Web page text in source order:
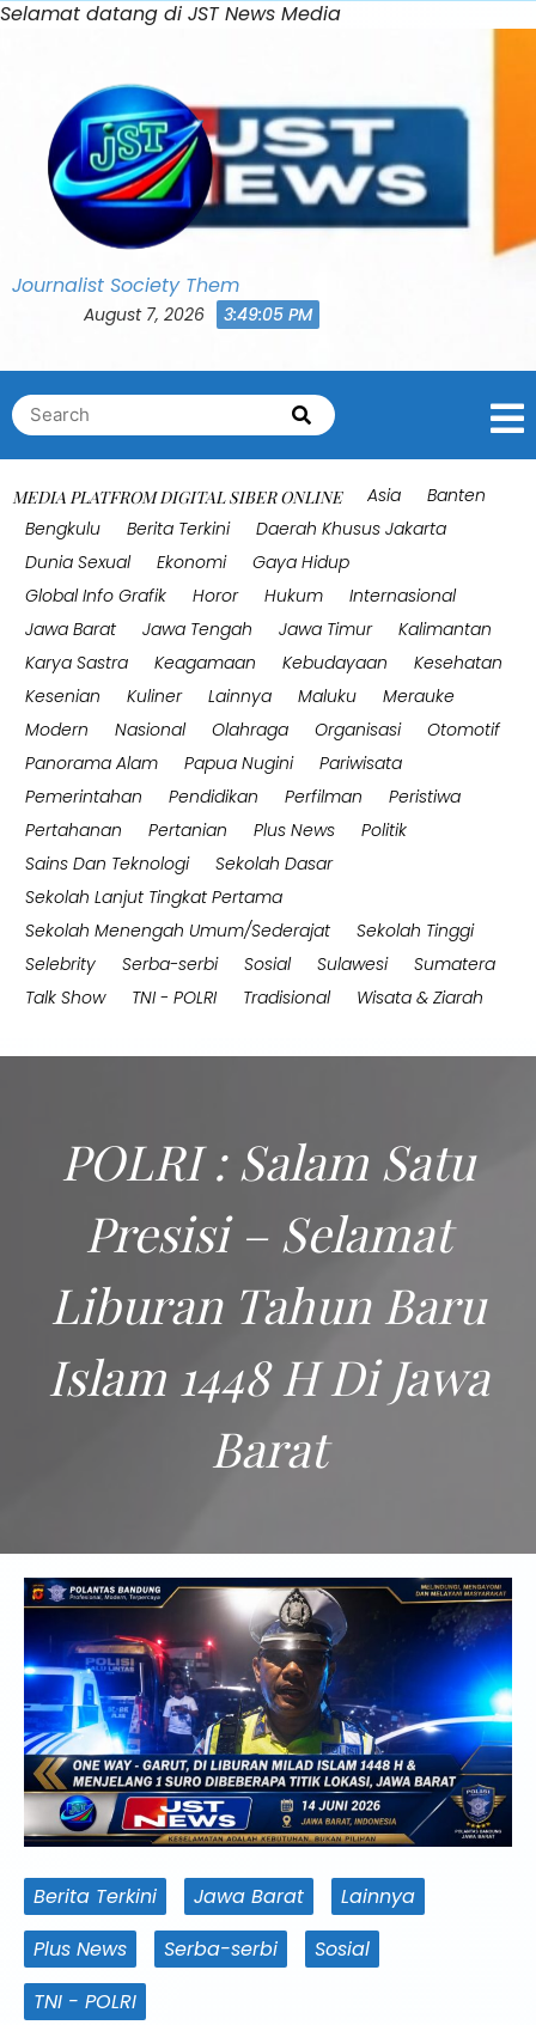
Selamat datang di JST News MediaSkip
Journalist Society Them
August 7, 2026 3:49:08 PM
Search
for:
Search
MEDIA PLATFROM DIGITAL SIBER ONLINE Asia
Banten
Bengkulu
Berita Terkini
Daerah Khusus Jakarta
Dunia Sexual
Ekonomi
Gaya Hidup
Global Info Grafik
Horor Hukum
Internasional
Jawa Barat
Jawa Tengah Jawa Timur
Kalimantan
Karya Sastra
Keagamaan Kebudayaan
Kesehatan
Kesenian
Kuliner Lainnya Maluku
Merauke
Modern
Nasional Olahraga Organisasi
Otomotif
Panorama Alam
Papua Nugini
Pariwisata
Pemerintahan
Pendidikan Perfilman
Peristiwa
Pertahanan
Pertanian Plus News
Politik
Sains Dan Teknologi
Sekolah Dasar
Sekolah Lanjut Tingkat Pertama
Sekolah Menengah Umum/Sederajat
Sekolah Tinggi
Selebrity
Serba-serbi Sosial Sulawesi
Sumatera
Talk Show
TNI - POLRI Tradisional Wisata & Ziarah
POLRI : Salam Satu
Presisi – Selamat
Liburan Tahun Baru
Islam 1448 H Di Jawa
Barat
Berita Terkini Jawa Barat
Lainnya
Plus News
Serba-serbi
Sosial
TNI - POLRI
0
Bahasa Indonesia